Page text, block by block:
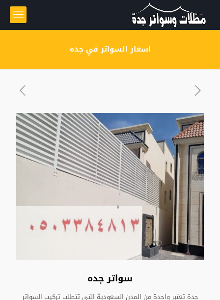
اسعار السواتر في جده
سواتر جده
جدة تعتبر واحدة من المدن السعودية التي تتطلب تركيب السواتر